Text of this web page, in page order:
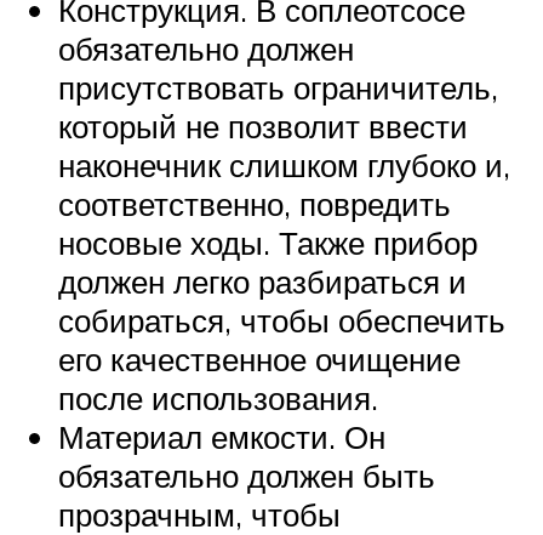
Конструкция. В соплеотсосе
обязательно должен
присутствовать ограничитель,
который не позволит ввести
наконечник слишком глубоко и,
соответственно, повредить
носовые ходы. Также прибор
должен легко разбираться и
собираться, чтобы обеспечить
его качественное очищение
после использования.
Материал емкости. Он
обязательно должен быть
прозрачным, чтобы